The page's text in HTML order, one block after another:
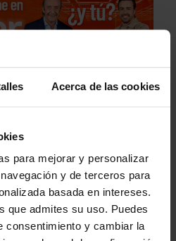
Acerca de las cookies
para mejorar y personalizar
y de terceros para
basada en intereses.
que admites su uso. Puedes
consentimiento y cambiar la